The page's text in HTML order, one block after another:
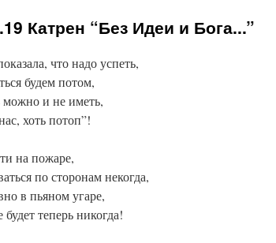
Катрен “Без Идеи и Бога...”
что надо успеть,
будем потом,
можно и не иметь,
хоть потоп”!
на пожаре,
по сторонам некогда,
в пьяном угаре,
будет теперь никогда!